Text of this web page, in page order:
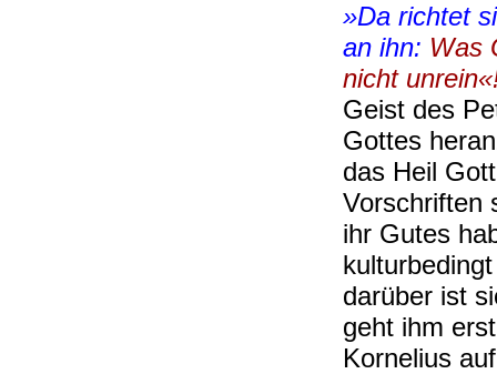
»Da richtet
an ihn: Was
nicht
Geist des
Gottes
das Heil
Vorschriften
ihr Gutes
darüber ist
geht ihm
Kornelius